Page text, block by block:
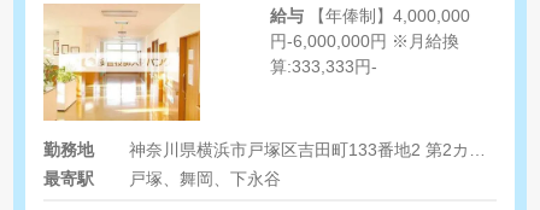
給与
円-6,000,000円 ※月給換
算:333,333円-
勤務地
神奈川県横浜市戸塚区吉田町133番地2 第2カイビル201-2号室
最寄駅
戸塚、舞岡、下永谷